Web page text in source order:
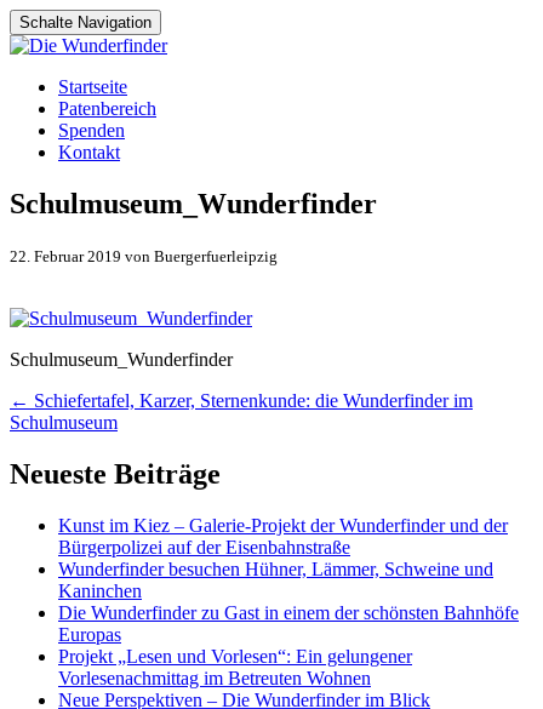
Schalte Navigation
Zum
Inhalt
springen
Startseite
Patenbereich
Spenden
Kontakt
Schulmuseum_Wunderfinder
22. Februar 2019 von Buergerfuerleipzig
Schulmuseum_Wunderfinder
Artikel-
Navigation
← Schiefertafel, Karzer, Sternenkunde: die Wunderfinder im
Schulmuseum
Neueste Beiträge
Kunst im Kiez – Galerie-Projekt der Wunderfinder und der
Bürgerpolizei auf der Eisenbahnstraße
Wunderfinder besuchen Hühner, Lämmer, Schweine und
Kaninchen
Die Wunderfinder zu Gast in einem der schönsten Bahnhöfe
Europas
Projekt „Lesen und Vorlesen“: Ein gelungener
Vorlesenachmittag im Betreuten Wohnen
Neue Perspektiven – Die Wunderfinder im Blick